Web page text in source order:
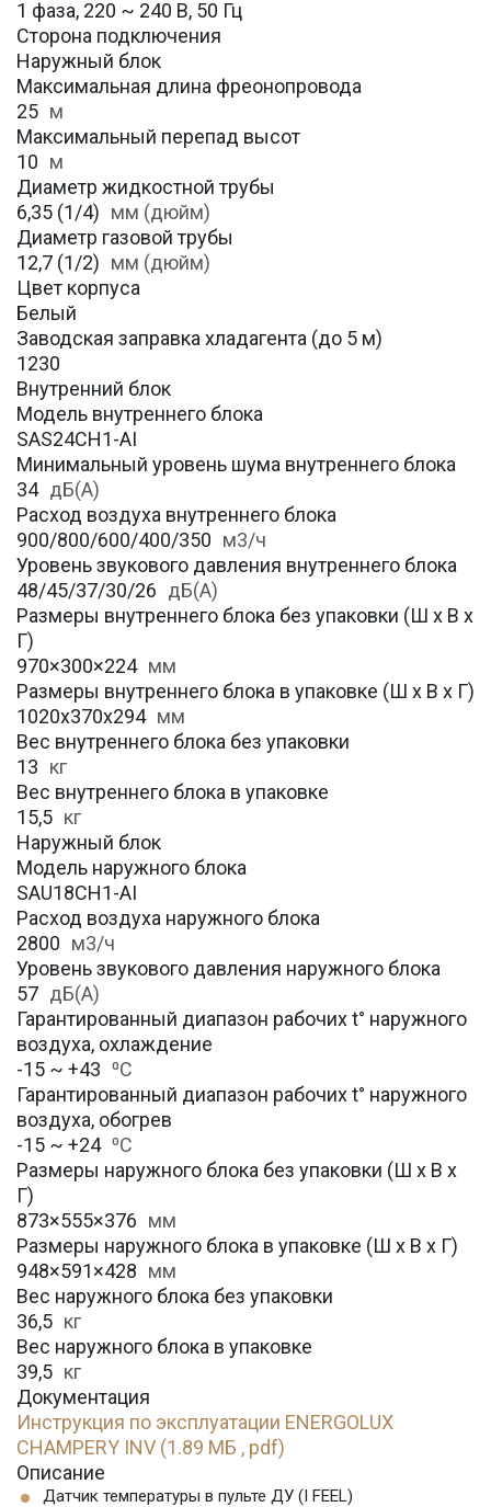
1 фаза, 220 ~ 240 В, 50 Гц
Сторона подключения
Наружный блок
Максимальная длина фреонопровода
25 м
Максимальный перепад высот
10 м
Диаметр жидкостной трубы
6,35 (1/4) мм (дюйм)
Диаметр газовой трубы
12,7 (1/2) мм (дюйм)
Цвет корпуса
Белый
Заводская заправка хладагента (до 5 м)
1230
Внутренний блок
Модель внутреннего блока
SAS24CH1-AI
Минимальный уровень шума внутреннего блока
34 дБ(А)
Расход воздуха внутреннего блока
900/800/600/400/350 м3/ч
Уровень звукового давления внутреннего блока
48/45/37/30/26 дБ(А)
Размеры внутреннего блока без упаковки (Ш х В х
Г)
970×300×224 мм
Размеры внутреннего блока в упаковке (Ш х В х Г)
1020x370x294 мм
Вес внутреннего блока без упаковки
13 кг
Вес внутреннего блока в упаковке
15,5 кг
Наружный блок
Модель наружного блока
SAU18CH1-AI
Расход воздуха наружного блока
2800 м3/ч
Уровень звукового давления наружного блока
57 дБ(А)
Гарантированный диапазон рабочих t° наружного
воздуха, охлаждение
-15 ~ +43 ⁰С
Гарантированный диапазон рабочих t° наружного
воздуха, обогрев
-15 ~ +24 ⁰С
Размеры наружного блока без упаковки (Ш х В х
Г)
873×555×376 мм
Размеры наружного блока в упаковке (Ш х В х Г)
948×591×428 мм
Вес наружного блока без упаковки
36,5 кг
Вес наружного блока в упаковке
39,5 кг
Документация
Инструкция по эксплуатации ENERGOLUX
CHAMPERY INV (1.89 МБ , pdf)
Описание
Датчик температуры в пульте ДУ (I FEEL)